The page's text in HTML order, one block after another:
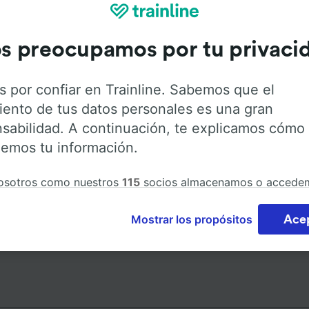
Dirección
Deutschland
preocupamos por tu
por confiar en Trainline. Sabemos que el
de tus datos personales es una gran
A continuación, te explicamos cómo
tu información.
como nuestros 115 socios almacenamos o
datos personales. Puedes aceptar o administrar tus
haciendo clic abajo, incluido el derecho de oposición
tu interés legítimo o, en cualquier momento, a través
Mostrar los propósitos